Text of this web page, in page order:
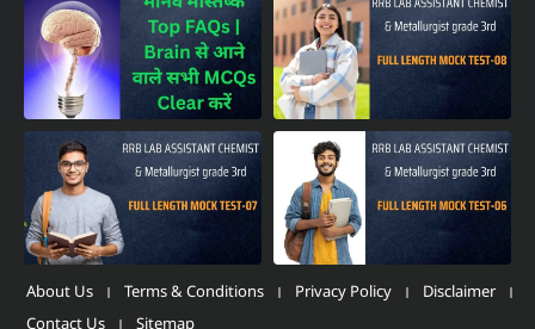
About Us Terms & Conditions Privacy Policy
Disclaimer